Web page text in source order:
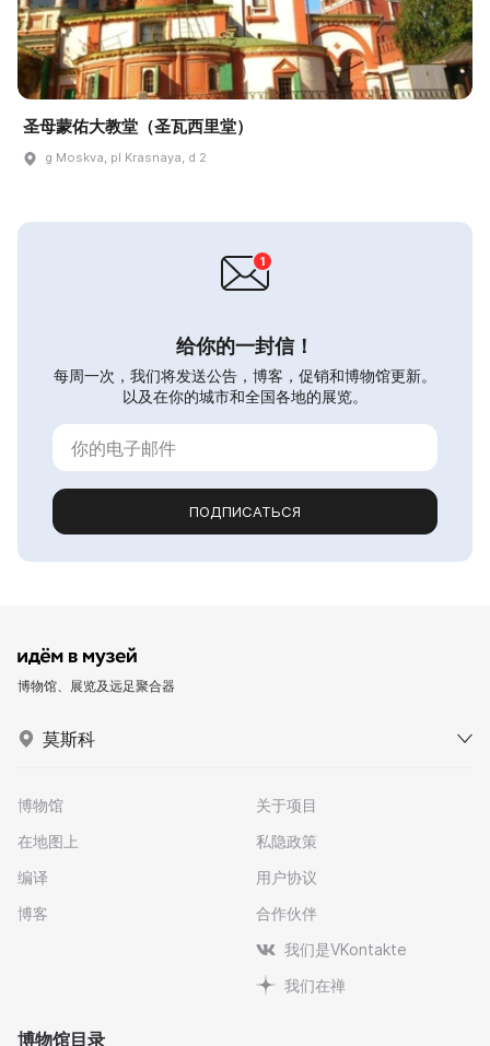
圣母蒙佑大教堂（圣瓦西里堂）
g Moskva, pl Krasnaya, d 2
给你的一封信！
每周一次，我们将发送公告，博客，促销和博物馆更新。
以及在你的城市和全国各地的展览。
ПОДПИСАТЬСЯ
博物馆、展览及远足聚合器
莫斯科
博物馆
在地图上
编译
博客
关于项目
私隐政策
用户协议
合作伙伴
我们是VKontakte
我们在禅
博物馆目录